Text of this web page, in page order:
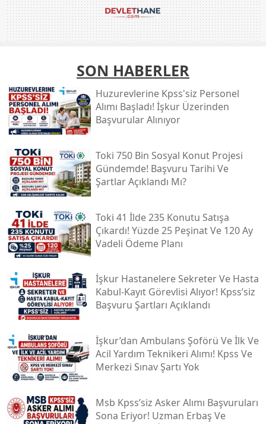
SON HABERLER
Huzurevlerine Kpss'siz Personel
Alımı Başladı! İşkur Üzerinden
Başvurular Alınıyor
Toki̇ 750 Bin Sosyal Konut Projesi
Gündemde! Başvuru Tarihi Ve
Şartlar Açıklandı Mı?
Toki̇ 41 İlde 235 Konutu Satışa
Çıkardı! Yüzde 25 Peşinat Ve 120 Ay
Vadeli Ödeme Planı
İşkur Hastanelere Sekreter Ve Hasta
Kabul-Kayıt Görevlisi Alıyor! Kpss’siz
Başvuru Şartları Açıklandı
İşkur’dan Ambulans Şoförü Ve İlk Ve
Acil Yardım Teknikeri Alımı! Kpss Ve
Merkezi Sınav Şartı Yok
Msb Kpss’siz Asker Alımı Başvuruları
Sona Eriyor! Uzman Erbaş Ve